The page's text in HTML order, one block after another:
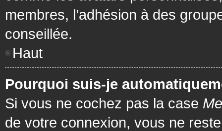
membres, l’adhésion à des
conseillée.
Haut
Pourquoi suis-je
Si vous ne cochez pas la case
de votre connexion, vous ne